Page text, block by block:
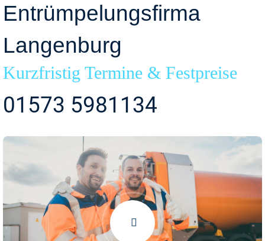
Entrümpelungsfirma
Langenburg
Kurzfristig Termine & Festpreise
01573 5981134